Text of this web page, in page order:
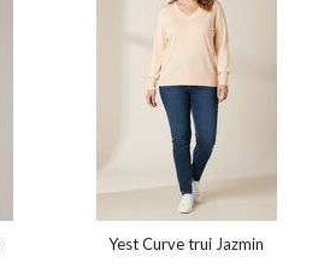
Yest Curve trui Jazmin